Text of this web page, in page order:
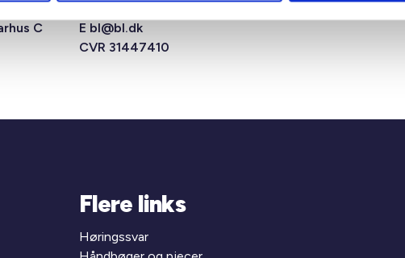
C
E bl@bl.dk
CVR 31447410
Flere links
Høringssvar